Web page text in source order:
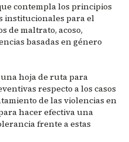
contempla los principios
institucionales para el
de maltrato, acoso,
basadas en género
hoja de ruta para
respecto a los casos
de las violencias en
hacer efectiva una
frente a estas